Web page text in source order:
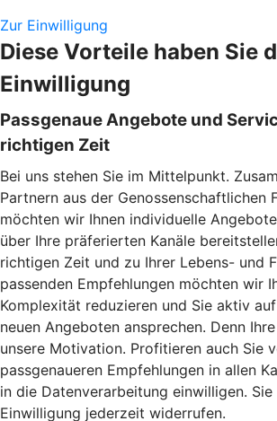
Zur Einwilligung
Diese Vorteile haben Sie
Einwilligung
Passgenaue Angebote und
richtigen Zeit
Bei uns stehen Sie im Mittelpunkt.
Partnern aus der Genossenschaftlichen
möchten wir Ihnen individuelle
über Ihre präferierten Kanäle
richtigen Zeit und zu Ihrer Lebens- und
passenden Empfehlungen möchten wir
Komplexität reduzieren und Sie aktiv
neuen Angeboten ansprechen. Denn
unsere Motivation. Profitieren auch Sie
passgenaueren Empfehlungen in allen
in die Datenverarbeitung einwilligen. Sie
Einwilligung jederzeit widerrufen.